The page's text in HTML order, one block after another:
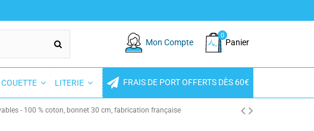
Mon Compte
0
Panier
COUETTE LITERIE FRAIS DE PORT OFFERTS DÈS 60€
- 100 % coton, bonnet 30 cm, fabrication française